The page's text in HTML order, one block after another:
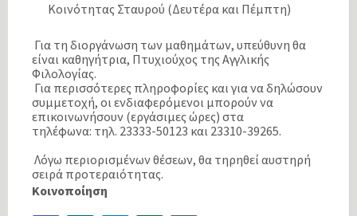
Κοινότητας Σταυρού (Δευτέρα και Πέμπτη)
Για τη διοργάνωση των μαθημάτων, υπεύθυνη θα
είναι καθηγήτρια, Πτυχιούχος της Αγγλικής
Φιλολογίας.
Για περισσότερες πληροφορίες και για να δηλώσουν
συμμετοχή, οι ενδιαφερόμενοι μπορούν να
επικοινωνήσουν (εργάσιμες ώρες) στα
τηλέφωνα: τηλ. 23333-50123 και 23310-39265.
Λόγω περιορισμένων θέσεων, θα τηρηθεί αυστηρή
σειρά προτεραιότητας.
Κοινοποίηση